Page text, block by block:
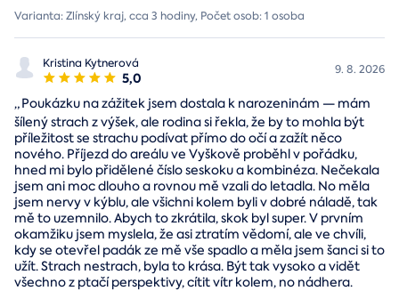
Varianta: Zlínský kraj, cca 3 hodiny, Počet osob: 1 osoba
Kristina Kytnerová
5,0 9. 8. 2026
„Poukázku na zážitek jsem dostala k narozeninám — mám
šílený strach z výšek, ale rodina si řekla, že by to mohla být
příležitost se strachu podívat přímo do očí a zažít něco
nového. Příjezd do areálu ve Vyškově proběhl v pořádku,
hned mi bylo přidělené číslo seskoku a kombinéza. Nečekala
jsem ani moc dlouho a rovnou mě vzali do letadla. No měla
jsem nervy v kýblu, ale všichni kolem byli v dobré náladě, tak
mě to uzemnilo. Abych to zkrátila, skok byl super. V prvním
okamžiku jsem myslela, že asi ztratím vědomí, ale ve chvíli,
kdy se otevřel padák ze mě vše spadlo a měla jsem šanci si to
užít. Strach nestrach, byla to krása. Být tak vysoko a vidět
všechno z ptačí perspektivy, cítit vítr kolem, no nádhera.